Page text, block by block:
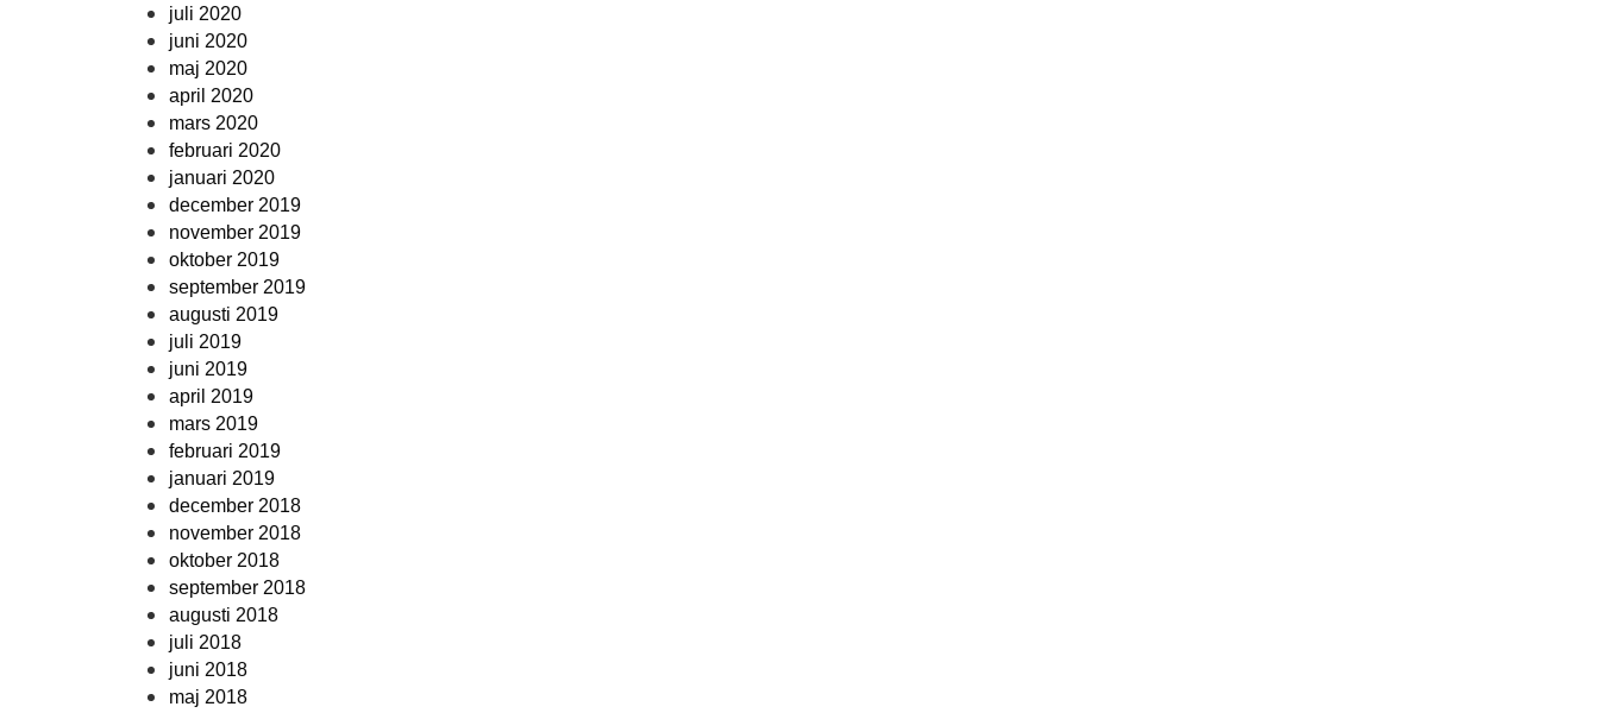
juli 2020
juni 2020
maj 2020
april 2020
mars 2020
februari 2020
januari 2020
december 2019
november 2019
oktober 2019
september 2019
augusti 2019
juli 2019
juni 2019
april 2019
mars 2019
februari 2019
januari 2019
december 2018
november 2018
oktober 2018
september 2018
augusti 2018
juli 2018
juni 2018
maj 2018